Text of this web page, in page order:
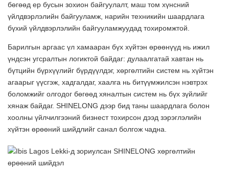
бөгөөд ер бусын зохион байгуулалт, маш том хүнсний
үйлдвэрлэлийн байгууламж, нарийн техникийн шаардлага
бүхий үйлдвэрлэлийн байгууламжуудад тохиромжтой.
Барилгын аргаас үл хамааран бүх хүйтэн өрөөнүүд нь ижил
үндсэн угсралтын логиктой байдаг: дулаалгатай хавтан нь
бүтцийн бүрхүүлийг бүрдүүлдэг, хөргөлтийн систем нь хүйтэн
агаарыг үүсгэж, хадгалдаг, хаалга нь битүүмжилсэн нэвтрэх
боломжийг олгодог бөгөөд хяналтын систем нь бүх зүйлийг
хянаж байдаг. SHINELONG дээр бид таны шаардлага болон
хоолны үйлчилгээний бизнест тохирсон дээд зэрэглэлийн
хүйтэн өрөөний шийдлийг санал болгож чадна.